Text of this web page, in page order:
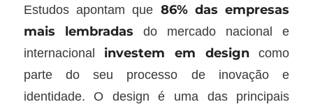
Estudos apontam que 86% das empresas
mais lembradas do mercado nacional e
internacional investem em designcomo
parte do seu processo de inovação e
identidade. O design é uma das principais